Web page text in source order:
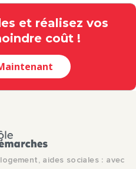
et réalisez vos
coût !
aides sociales : avec